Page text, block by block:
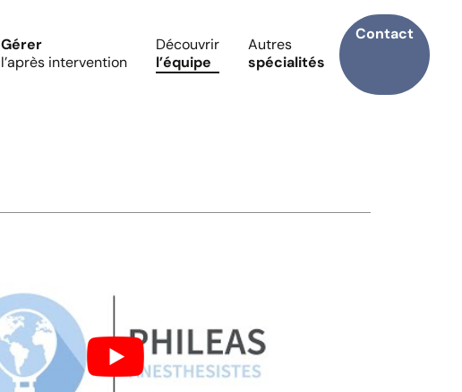
Gérer
l’après intervention
Découvrir
l’équipe
Autres
spécialités
Contact